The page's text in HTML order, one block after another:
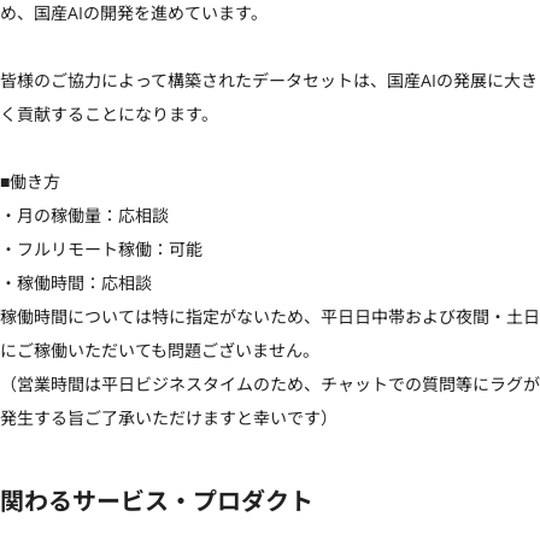
め、国産AIの開発を進めています。
皆様のご協力によって構築されたデータセットは、国産AIの発展に大き
く貢献することになります。
■働き方
・月の稼働量：応相談
・フルリモート稼働：可能
・稼働時間：応相談
稼働時間については特に指定がないため、平日日中帯および夜間・土日
にご稼働いただいても問題ございません。
（営業時間は平日ビジネスタイムのため、チャットでの質問等にラグが
発生する旨ご了承いただけますと幸いです）
関わるサービス・プロダクト